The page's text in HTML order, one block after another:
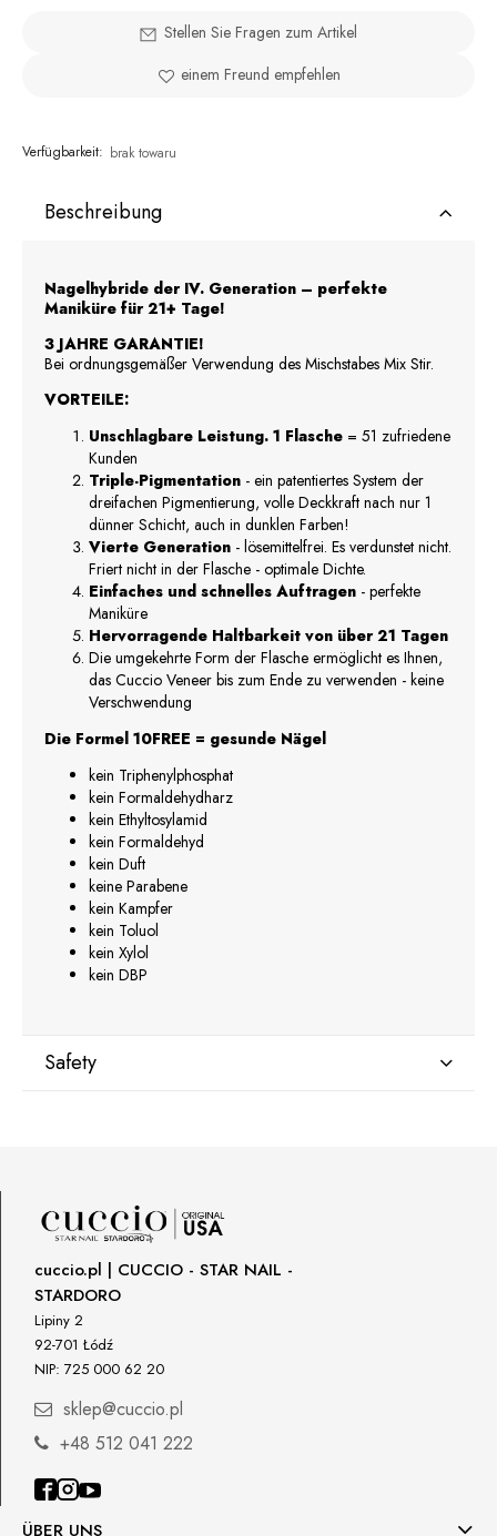
Stellen Sie Fragen zum Artikel
einem Freund empfehlen
Verfügbarkeit: brak towaru
Beschreibung
Nagelhybride der IV. Generation – perfekte
Maniküre für 21+ Tage!
3 JAHRE GARANTIE!
Bei ordnungsgemäßer Verwendung des Mischstabes Mix Stir.
VORTEILE:
Unschlagbare Leistung. 1 Flasche = 51 zufriedene
Kunden
Triple-Pigmentation - ein patentiertes System der
dreifachen Pigmentierung, volle Deckkraft nach nur 1
dünner Schicht, auch in dunklen Farben!
Vierte Generation - lösemittelfrei. Es verdunstet nicht.
Friert nicht in der Flasche - optimale Dichte.
Einfaches und schnelles Auftragen - perfekte
Maniküre
Hervorragende Haltbarkeit von über 21 Tagen
Die umgekehrte Form der Flasche ermöglicht es Ihnen,
das Cuccio Veneer bis zum Ende zu verwenden - keine
Verschwendung
Die Formel 10FREE = gesunde Nägel
kein Triphenylphosphat
kein Formaldehydharz
kein Ethyltosylamid
kein Formaldehyd
kein Duft
keine Parabene
kein Kampfer
kein Toluol
kein Xylol
kein DBP
Safety
29120 Avenue Paine, Stany Zjednoczone
lcenteno@cuccio.com
800 762 6245
Responsible person in the EU
Petar Bangeev
Chakalitsa 2A
+359887430661
Importer
ÜBER UNS
cuccio.pl | CUCCIO - STAR NAIL -
STARDORO
Lipiny 2
92-701 Łódź
NIP: 725 000 62 20
sklep@cuccio.pl
+48 512 041 222